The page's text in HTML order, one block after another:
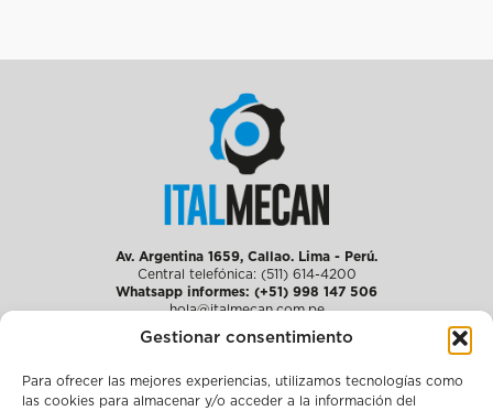
Gestionar consentimiento
Para ofrecer las mejores experiencias, utilizamos tecnologías como
las cookies para almacenar y/o acceder a la información del
Av. Argentina 1659, Callao. Lima - Perú.
Central telefónica: (511) 614-4200
Whatsapp informes: (+51) 998 147 506
hola@italmecan.com.pe
Quiénes somos
Soluciones integrales